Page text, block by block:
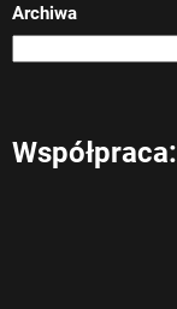
Archiwa
Współpraca: